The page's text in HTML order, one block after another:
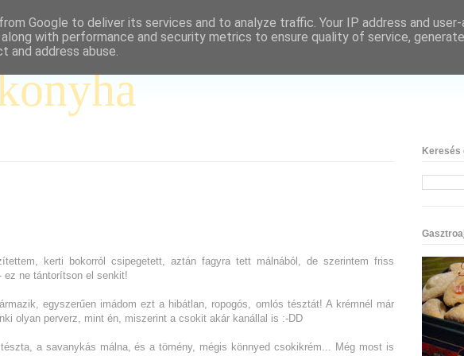
kerti bokorról csipegetett, aztán fagyra tett málnából, de szerintem friss
ez ne tántorítson el senkit!
egyszerűen imádom ezt a hibátlan, ropogós, omlós tésztát! A krémnél már
olyan perverz, mint én, miszerint a csokit akár kanállal is :-DD
a savanykás málna, és a tömény, mégis könnyed csokikrém... Még most is
Keresés
Google to deliver its services and to analyze traffic. Your IP address and
with performance and security metrics to ensure quality of service,
address abuse.